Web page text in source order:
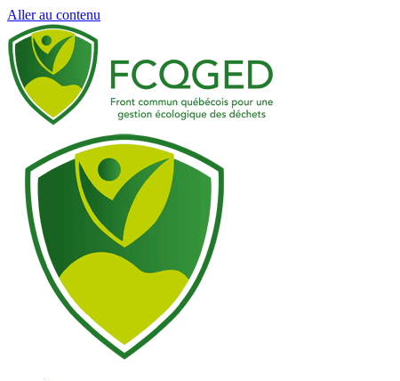
Aller au contenu